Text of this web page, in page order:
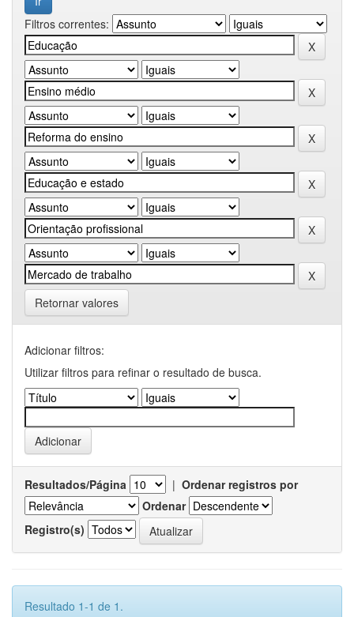
Filtros correntes:
Retornar valores
Adicionar filtros:
Utilizar filtros para refinar o resultado de busca.
Resultados/Página | Ordenar registros por
Ordenar
Registro(s)
Resultado 1-1 de 1.